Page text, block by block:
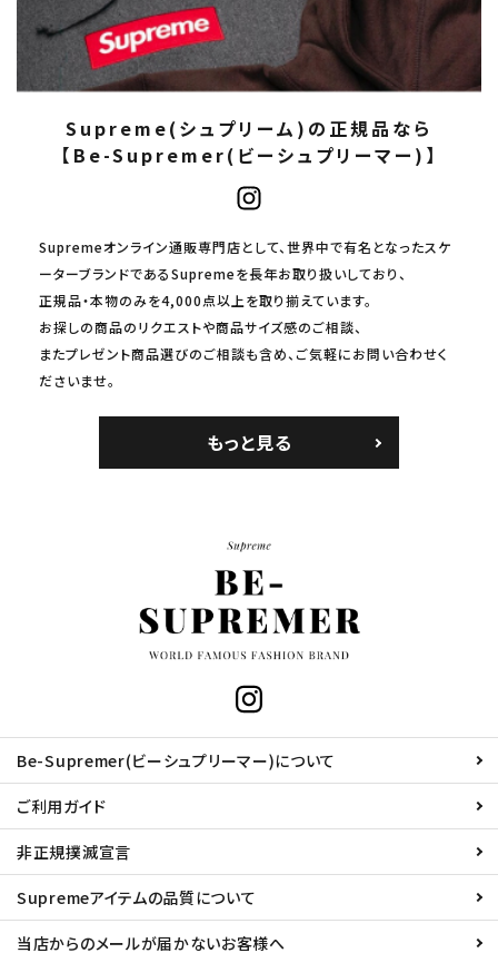
Supreme(シュプリーム)の正規品なら
【Be-Supremer(ビーシュプリーマー)】
Supremeオンライン通販専門店として、世界中で有名となったスケ
ーターブランドであるSupremeを長年お取り扱いしており、
正規品・本物のみを4,000点以上を取り揃えています。
お探しの商品のリクエストや商品サイズ感のご相談、
またプレゼント商品選びのご相談も含め、ご気軽にお問い合わせく
ださいませ。
もっと見る
Be-Supremer(ビーシュプリーマー)について
ご利用ガイド
非正規撲滅宣言
Supremeアイテムの品質について
当店からのメールが届かないお客様へ